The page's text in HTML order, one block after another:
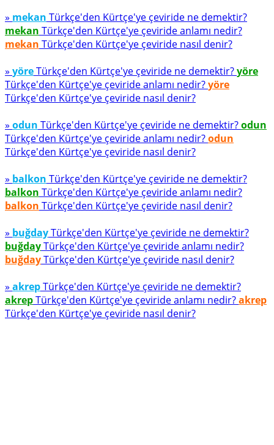
» mekan Türkçe'den Kürtçe'ye çeviride ne demektir?
mekan Türkçe'den Kürtçe'ye çeviride anlamı nedir?
mekan Türkçe'den Kürtçe'ye çeviride nasıl denir?
» yöreTürkçe'den Kürtçe'ye çeviride ne demektir?yöre
Türkçe'den Kürtçe'ye çeviride anlamı nedir?yöre
Türkçe'den Kürtçe'ye çeviride nasıl denir?
» odun Türkçe'den Kürtçe'ye çeviride ne demektir?odun
Türkçe'den Kürtçe'ye çeviride anlamı nedir?odun
Türkçe'den Kürtçe'ye çeviride nasıl denir?
» balkon Türkçe'den Kürtçe'ye çeviride ne demektir?
balkon Türkçe'den Kürtçe'ye çeviride anlamı nedir?
balkon Türkçe'den Kürtçe'ye çeviride nasıl denir?
» buğdayTürkçe'den Kürtçe'ye çeviride ne demektir?
buğdayTürkçe'den Kürtçe'ye çeviride anlamı nedir?
buğdayTürkçe'den Kürtçe'ye çeviride nasıl denir?
» akrepTürkçe'den Kürtçe'ye çeviride ne demektir?
akrepTürkçe'den Kürtçe'ye çeviride anlamı nedir?akrep
Türkçe'den Kürtçe'ye çeviride nasıl denir?